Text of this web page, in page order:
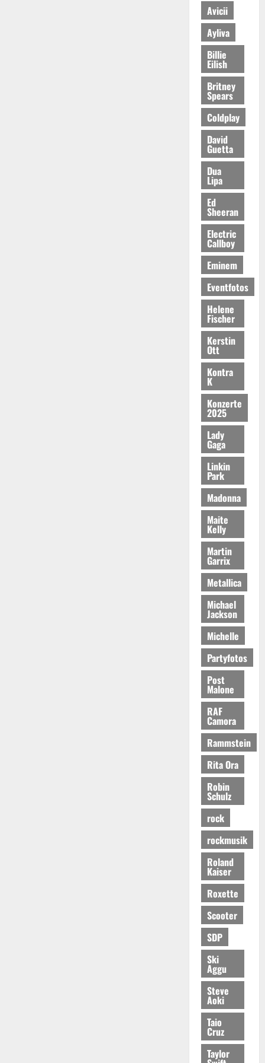
Avicii
Ayliva
Billie
Eilish
Britney
Spears
Coldplay
David
Guetta
Dua
Lipa
Ed
Sheeran
Electric
Callboy
Eminem
Eventfotos
Helene
Fischer
Kerstin
Ott
Kontra
K
Konzerte
2025
Lady
Gaga
Linkin
Park
Madonna
Maite
Kelly
Martin
Garrix
Metallica
Michael
Jackson
Michelle
Partyfotos
Post
Malone
RAF
Camora
Rammstein
Rita Ora
Robin
Schulz
rock
rockmusik
Roland
Kaiser
Roxette
Scooter
SDP
Ski
Aggu
Steve
Aoki
Taio
Cruz
Taylor